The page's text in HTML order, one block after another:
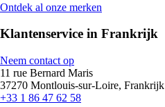
Ontdek al onze merken
Klantenservice in Frankrijk
Neem contact op
11 rue Bernard Maris
37270 Montlouis-sur-Loire, Frankrijk
+33 1 86 47 62 58